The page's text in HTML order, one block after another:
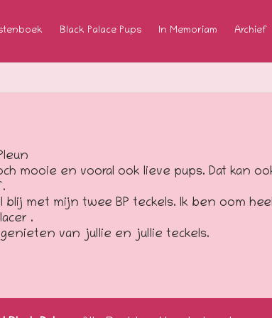
Black Palace Pups In Memoriam Archief
mooie en vooral ook lieve pups. Dat kan
met mijn twee BP teckels. Ik ben oom
.
van jullie en jullie teckels.